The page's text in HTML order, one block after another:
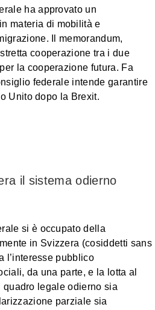
ha approvato un
materia di mobilità e
Il memorandum,
cooperazione tra i due
la cooperazione futura. Fa
federale intende garantire
Unito dopo la Brexit.
il sistema odierno
si è occupato della
in Svizzera (cosiddetti sans
l’interesse pubblico
da una parte, e la lotta al
quadro legale odierno sia
parziale sia